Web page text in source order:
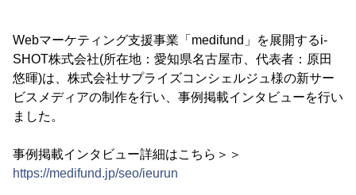
Webマーケティング支援事業「medifund」を展開するi-
SHOT株式会社(所在地：愛知県名古屋市、代表者：原田
悠暉)は、株式会社サプライズコンシェルジュ様の新サー
ビスメディアの制作を行い、事例掲載インタビューを行い
ました。
事例掲載インタビュー詳細はこちら＞＞
https://medifund.jp/seo/ieurun